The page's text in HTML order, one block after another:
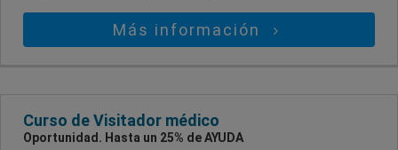
Más información
Curso de Visitador médico
Oportunidad. Hasta un 25% de AYUDA